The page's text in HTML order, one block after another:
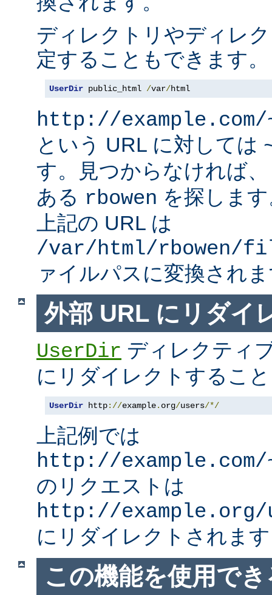
ディレクトリやディレ
定することもできます。
UserDir public_html /var/html
http://
という URL に対しては
す。見つからなければ
ある rbowen を探しま
上記の URL は
/var/html/rbowen/
ァイルパスに変換され
外部 URL にリダイ
UserDir ディレクティ
にリダイレクトするこ
UserDir http://example. org/users/*/
上記例では
http://example.com/
のリクエストは
http://example.org/
にリダイレクトされま
この機能を使用で